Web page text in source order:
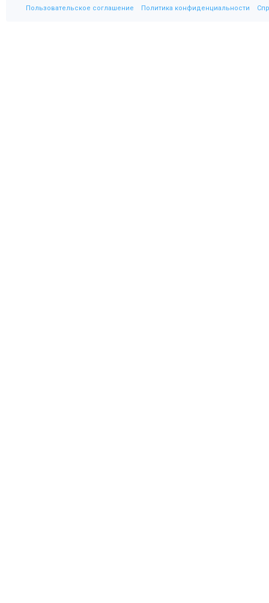
Пользовательское соглашение Политика конфиденциальности